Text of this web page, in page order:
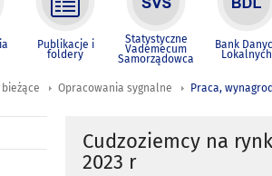
Publikacje i
foldery
Statystyczne
Vademecum
Samorządowca
Bank
Lokalnych
Opracowania sygnalne Praca,
Cudzoziemcy na
2023 r